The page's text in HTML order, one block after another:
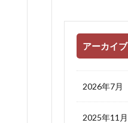
アーカイブ
2026年7月
2025年11月